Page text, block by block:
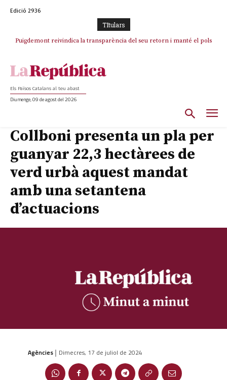
Edició 2936
TItulars
Puigdemont reivindica la transparència del seu retorn i manté el pols
Portugal acusa Espanya de provocar un “efecte crida” massiu per la seva
Els Països Catalans al teu abast
Diumenge, 09 de agost del 2026
Collboni presenta un pla per
guanyar 22,3 hectàrees de
verd urbà aquest mandat
amb una setantena
d’actuacions
Agències | Dimecres, 17 de juliol de 2024